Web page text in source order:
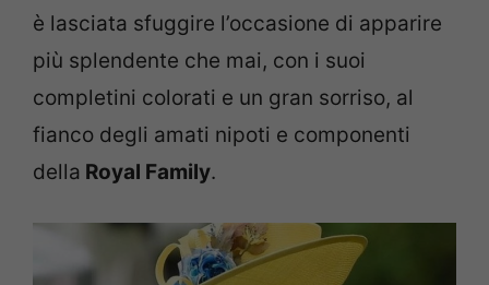
è lasciata sfuggire l’occasione di apparire
più splendente che mai, con i suoi
completini colorati e un gran sorriso, al
fianco degli amati nipoti e componenti
della Royal Family.